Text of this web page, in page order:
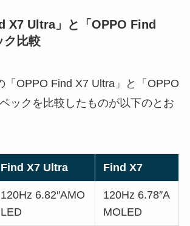
X7 Ultra」と「OPPO Find
ク比較
「OPPO Find X7 Ultra」と「OPPO
ックを比較したものが以下のとお
Find X7 Ultra Find X7
120Hz 6.82″AMO
LED
120Hz 6.78″A
MOLED